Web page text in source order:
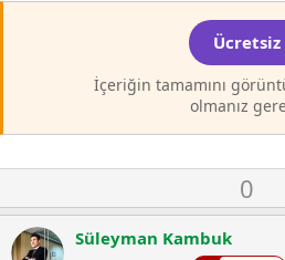
Ücretsiz
İçeriğin tamamını
olmanız
O
y
l
0
Süleyman Kambuk